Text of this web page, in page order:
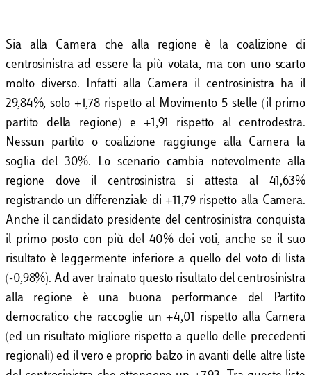
Sia alla Camera che alla regione è la coalizione di
centrosinistra ad essere la più votata, ma con uno scarto
molto diverso. Infatti alla Camera il centrosinistra ha il
29,84%, solo +1,78 rispetto al Movimento 5 stelle (il primo
partito della regione) e +1,91 rispetto al centrodestra.
Nessun partito o coalizione raggiunge alla Camera la
soglia del 30%. Lo scenario cambia notevolmente alla
regione dove il centrosinistra si attesta al 41,63%
registrando un differenziale di +11,79 rispetto alla Camera.
Anche il candidato presidente del centrosinistra conquista
il primo posto con più del 40% dei voti, anche se il suo
risultato è leggermente inferiore a quello del voto di lista
(-0,98%). Ad aver trainato questo risultato del centrosinistra
alla regione è una buona performance del Partito
democratico che raccoglie un +4,01 rispetto alla Camera
(ed un risultato migliore rispetto a quello delle precedenti
regionali) ed il vero e proprio balzo in avanti delle altre liste